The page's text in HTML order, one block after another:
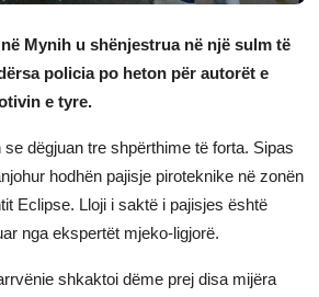
Mynih u shënjestrua në një sulm të
policia po heton për autorët e
e tyre.
dëgjuan tre shpërthime të forta. Sipas
hodhën pajisje piroteknike në zonën
Eclipse. Lloji i saktë i pajisjes është
nga ekspertët mjeko-ligjorë.
shkaktoi dëme prej disa mijëra